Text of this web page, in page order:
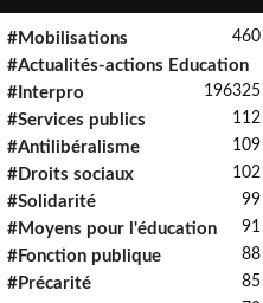
#Mobilisations 460
#Actualités-actions Education
325
#Interpro 196
#Services publics 112
#Antilibéralisme 109
#Droits sociaux 102
#Solidarité 99
#Moyens pour l'éducation 91
#Fonction publique 88
#Précarité 85